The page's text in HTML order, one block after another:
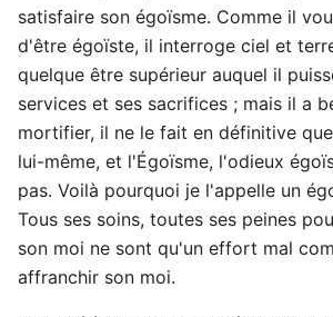
satisfaire son égoïsme. Comme il
d'être égoïste, il interroge ciel et
quelque être supérieur auquel il
services et ses sacrifices ; mais il a
mortifier, il ne le fait en définitive
lui-même, et l'Égoïsme, l'odieux
pas. Voilà pourquoi je l'appelle un
Tous ses soins, toutes ses peines
son moi ne sont qu'un effort mal
affranchir son moi.